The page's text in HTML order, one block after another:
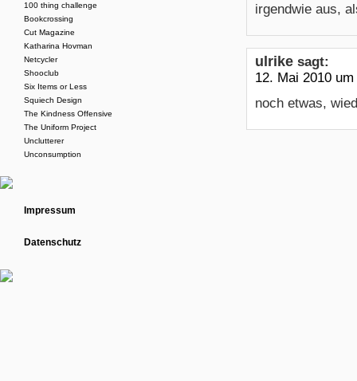
irgendwie aus,
ulrike sagt:
12. Mai 2010
noch etwas,
100 thing challenge
Bookcrossing
Cut Magazine
Katharina Hovman
Netcycler
Shooclub
Six Items or Less
Squiech Design
The Kindness Offensive
The Uniform Project
Unclutterer
Unconsumption
Impressum
Datenschutz